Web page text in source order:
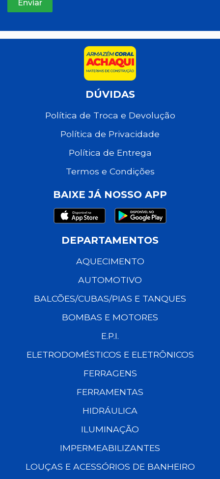
DÚVIDAS
Política de Troca e Devolução
Política de Privacidade
Política de Entrega
Termos e Condições
BAIXE JÁ NOSSO APP
DEPARTAMENTOS
AQUECIMENTO
AUTOMOTIVO
BALCÕES/CUBAS/PIAS E TANQUES
BOMBAS E MOTORES
E.P.I.
ELETRODOMÉSTICOS E ELETRÔNICOS
FERRAGENS
FERRAMENTAS
HIDRÁULICA
ILUMINAÇÃO
IMPERMEABILIZANTES
LOUÇAS E ACESSÓRIOS DE BANHEIRO